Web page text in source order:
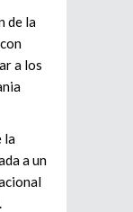
de la
a los
la
a un